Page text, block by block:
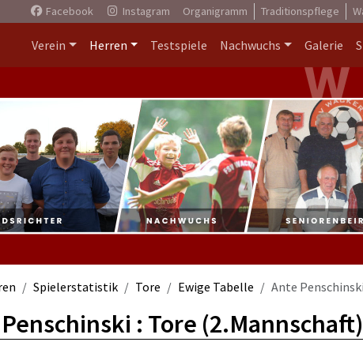
Facebook Instagram Organigramm Traditionspflege
Verein Herren Testspiele Nachwuchs Galerie
Spielerstatistik Tore Ewige Tabelle Ante Penschinski
: Tore (2.Mannschaft)